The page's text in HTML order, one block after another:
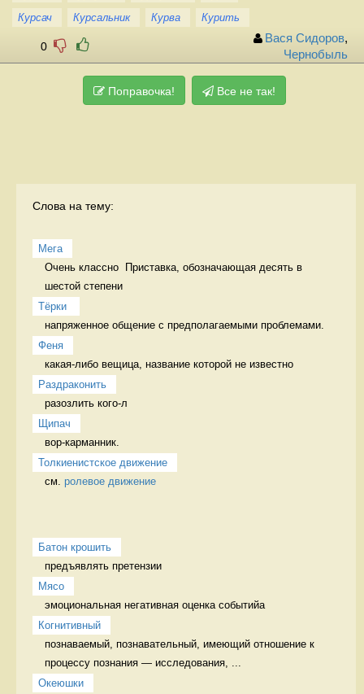
Курсач
Курсальник Курва Курить
0
Вася Сидоров,
Чернобыль
Поправочка! Все не так!
Слова на тему:
Мега
Очень классно  Приставка, обозначающая десять в
шестой степени
Тёрки
напряженное общение с предполагаемыми проблемами.
Феня
какая-либо вещица, название которой не известно
Раздраконить
разозлить кого-л
Щипач
вор-карманник.
Толкиенистское движение
см. ролевое движение
Батон крошить
предъявлять претензии
Мясо
эмоциональная негативная оценка событийа
Когнитивный
познаваемый, познавательный, имеющий отношение к
процессу познания — исследования, ...
Океюшки